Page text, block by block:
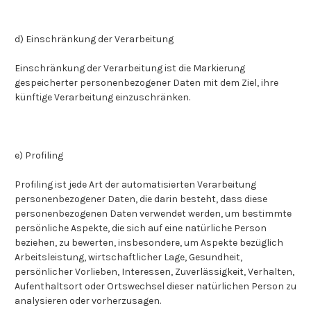
d) Einschränkung der Verarbeitung
Einschränkung der Verarbeitung ist die Markierung
gespeicherter personenbezogener Daten mit dem Ziel, ihre
künftige Verarbeitung einzuschränken.
e) Profiling
Profiling ist jede Art der automatisierten Verarbeitung
personenbezogener Daten, die darin besteht, dass diese
personenbezogenen Daten verwendet werden, um bestimmte
persönliche Aspekte, die sich auf eine natürliche Person
beziehen, zu bewerten, insbesondere, um Aspekte bezüglich
Arbeitsleistung, wirtschaftlicher Lage, Gesundheit,
persönlicher Vorlieben, Interessen, Zuverlässigkeit, Verhalten,
Aufenthaltsort oder Ortswechsel dieser natürlichen Person zu
analysieren oder vorherzusagen.